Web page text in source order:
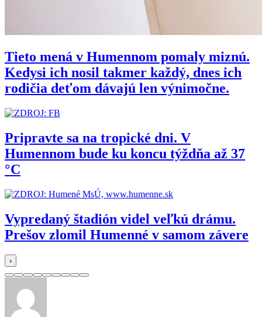
Tieto mená v Humennom pomaly miznú.
Kedysi ich nosil takmer každý, dnes ich
rodičia deťom dávajú len výnimočne.
Pripravte sa na tropické dni. V
Humennom bude ku koncu týždňa až 37
°C
Vypredaný štadión videl veľkú drámu.
Prešov zlomil Humenné v samom závere
›